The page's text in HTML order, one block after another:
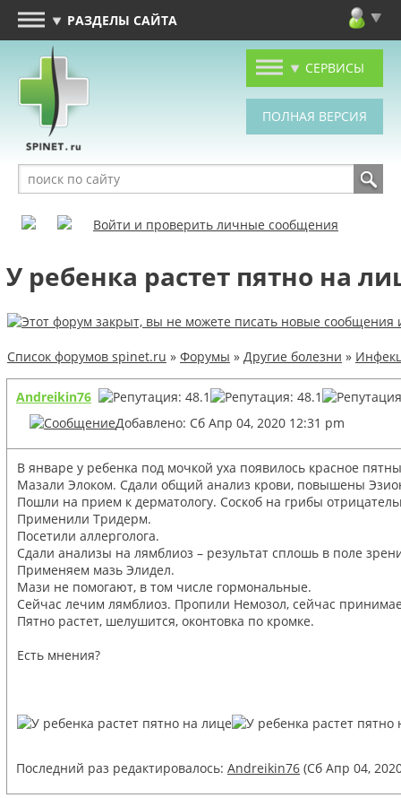
РАЗДЕЛЫ САЙТА
СЕРВИСЫ
Войти и проверить личные сообщения
У ребенка растет пятно на
Список форумов spinet.ru » Форумы » Другие болезни »
Andreikin76
Добавлено: Сб Апр 04, 2020 12:31 pm
В январе у ребенка под мочкой уха появилось красное
Мазали Элоком. Сдали общий анализ крови, повышены
Пошли на прием к дерматологу. Соскоб на грибы
Применили Тридерм.
Посетили аллерголога.
Сдали анализы на лямблиоз – результат сплошь в поле
Применяем мазь Элидел.
Мази не помогают, в том числе гормональные.
Сейчас лечим лямблиоз. Пропили Немозол, сейчас
Пятно растет, шелушится, оконтовка по кромке.
Есть мнения?
Последний раз редактировалось: Andreikin76 (Сб Апр 04,